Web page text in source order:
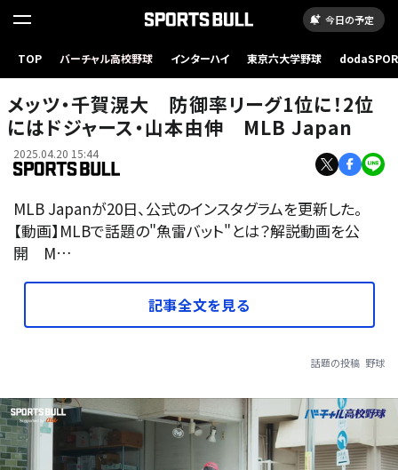
今日の予定
TOP バーチャル高校野球 インターハイ 東京六大学野球
メッツ・千賀滉大 防御率リーグ1位に！2位
にはドジャース・山本由伸 MLB Japan
2025.04.20 15:44
MLB Japanが20日、公式のインスタグラムを更新した。
【動画】MLBで話題の"魚雷バット"とは？解説動画を公
開 M…
記事全文を見る
話題の投稿 野球